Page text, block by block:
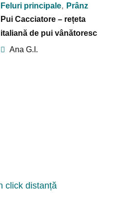
Feluri principale, Prânz
Pui Cacciatore – rețeta
italiană de pui vânătoresc
Ana G.I.